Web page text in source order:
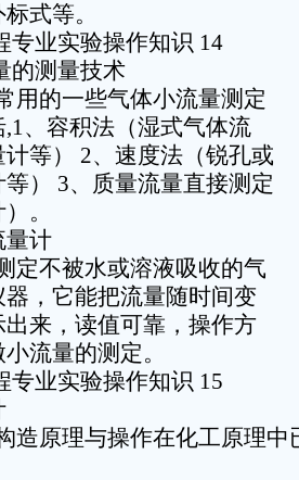
式等。
专业实验操作知识 14
的测量技术
用的一些气体小流量测定
、容积法（湿式气体流
等） 2、速度法（锐孔或
） 3、质量流量直接测定
。
量计
定不被水或溶液吸收的气
，它能把流量随时间变
来，读值可靠，操作方
流量的测定。
专业实验操作知识 15
造原理与操作在化工原理中